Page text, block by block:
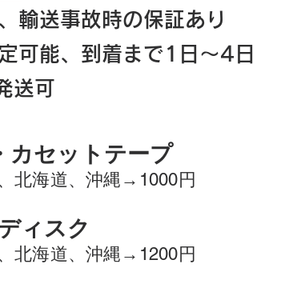
輸送事故時の保証あり
可能​​、 到着まで1日～4日
送可
カセットテープ
北海道、沖縄→1000円
ィスク
北海道、沖縄→1200円